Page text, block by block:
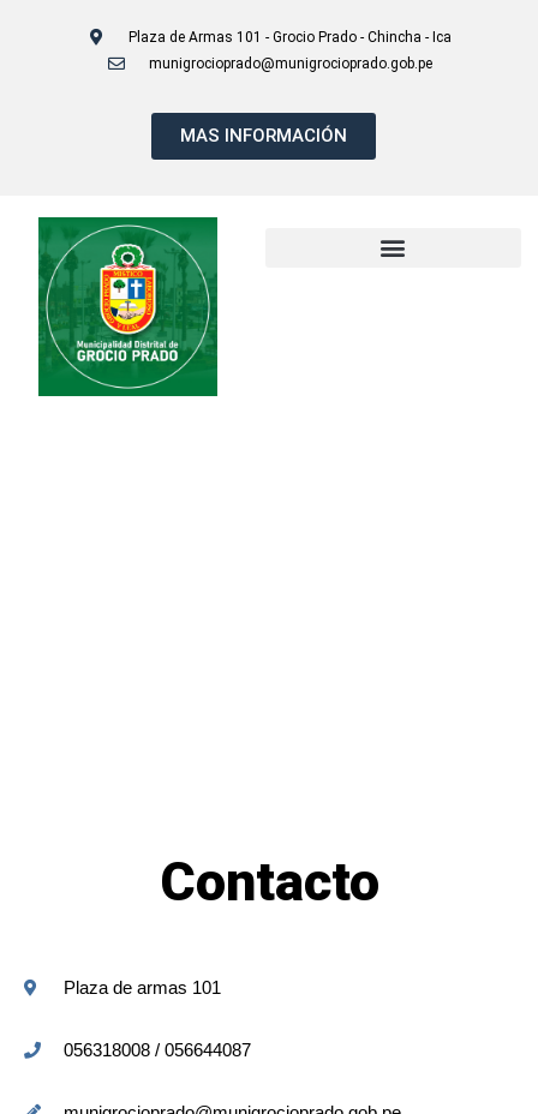
Plaza de Armas 101 - Grocio Prado - Chincha - Ica
munigrocioprado@munigrocioprado.gob.pe
MAS INFORMACIÓN
Contacto
Plaza de armas 101
056318008 / 056644087